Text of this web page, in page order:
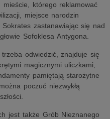
, mieście, którego reklamować
miejsce narodzin
zastanawiając się nad
Sofoklesa Antygona.
odwiedzić, znajduje się
magicznymi uliczkami,
pamiętają starożytne
poczuć niezwykłą
jest także Grób Nieznanego